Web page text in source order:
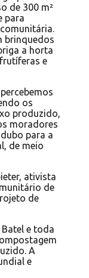
de 300 m²
para
brinquedos
a horta
e
os
produzido,
moradores
para a
de meio
ativista
de
de
e toda
A
e